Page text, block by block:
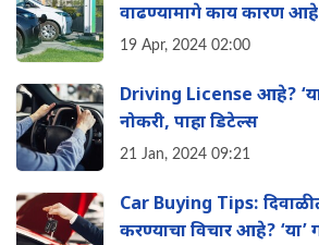
वाढण्यामागे काय कारण
19 Apr, 2024 02:00
Driving License आहे?
नोकरी, पाहा डिटेल्स
21 Jan, 2024 09:21
Car Buying Tips:
करण्याचा विचार आहे? ‘या’